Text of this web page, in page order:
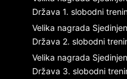
Država 1. slobodni
Velika nagrada
Država 2. slobodni
Velika nagrada
Država 3. slobodni